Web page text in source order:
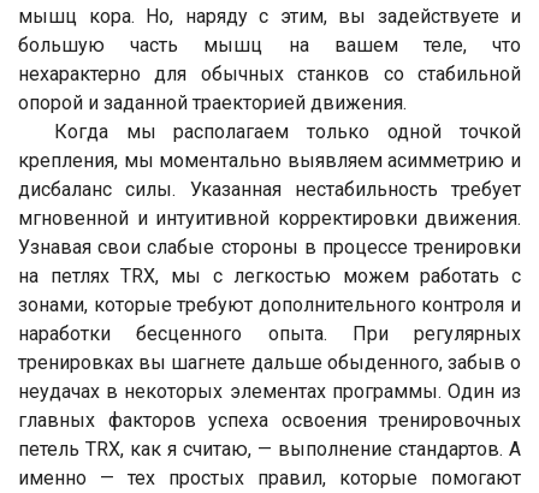
мышц кора. Но, наряду с этим, вы задействуете и
большую часть мышц на вашем теле, что
нехарактерно для обычных станков со стабильной
опорой и заданной траекторией движения.
Когда мы располагаем только одной точкой
крепления, мы моментально выявляем асимметрию и
дисбаланс силы. Указанная нестабильность требует
мгновенной и интуитивной корректировки движения.
Узнавая свои слабые стороны в процессе тренировки
на петлях TRX, мы с легкостью можем работать с
зонами, которые требуют дополнительного контроля и
наработки бесценного опыта. При регулярных
тренировках вы шагнете дальше обыденного, забыв о
неудачах в некоторых элементах программы. Один из
главных факторов успеха освоения тренировочных
петель TRX, как я считаю, — выполнение стандартов. А
именно — тех простых правил, которые помогают